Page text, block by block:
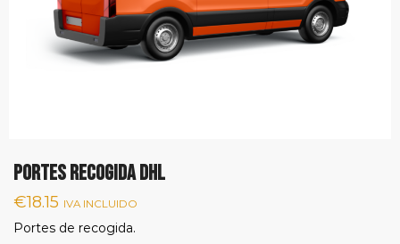
PORTES RECOGIDA DHL
€18.15 IVA INCLUIDO
Portes de recogida.